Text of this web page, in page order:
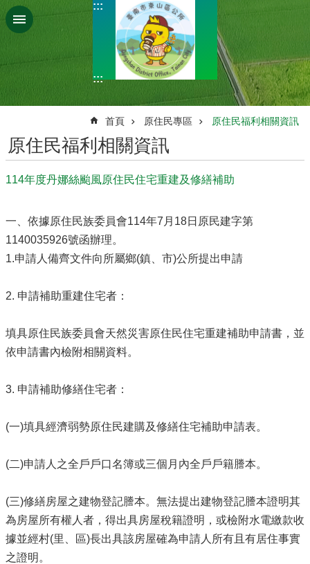
跳到主要內容區塊
:::
:::
首頁 原住民專區 原住民福利相關資訊
原住民福利相關資訊
114年度丹娜絲颱風原住民住宅重建及修繕補助
一、依據原住民族委員會114年7月18日原民建字第
1140035926號函辦理。
1.申請人備齊文件向所屬鄉(鎮、市)公所提出申請
2. 申請補助重建住宅者：
填具原住民族委員會天然災害原住民住宅重建補助申請書，並
依申請書內檢附相關資料。
3. 申請補助修繕住宅者：
(一)填具經濟弱勢原住民建購及修繕住宅補助申請表。
(二)申請人之全戶戶口名簿或三個月內全戶戶籍謄本。
(三)修繕房屋之建物登記謄本。無法提出建物登記謄本證明其
為房屋所有權人者，得出具房屋稅籍證明，或檢附水電繳款收
據並經村(里、區)長出具該房屋確為申請人所有且有居住事實
之證明。